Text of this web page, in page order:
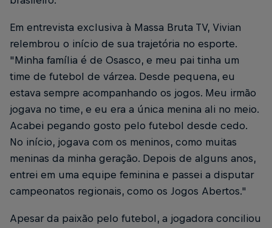
Em entrevista exclusiva à Massa Bruta TV, Vivian
relembrou o início de sua trajetória no esporte.
"Minha família é de Osasco, e meu pai tinha um
time de futebol de várzea. Desde pequena, eu
estava sempre acompanhando os jogos. Meu irmão
jogava no time, e eu era a única menina ali no meio.
Acabei pegando gosto pelo futebol desde cedo.
No início, jogava com os meninos, como muitas
meninas da minha geração. Depois de alguns anos,
entrei em uma equipe feminina e passei a disputar
campeonatos regionais, como os Jogos Abertos."
Apesar da paixão pelo futebol, a jogadora conciliou